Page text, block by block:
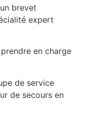
brevet
expert
en charge
de service
de secours en